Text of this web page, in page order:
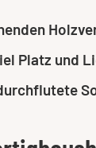
Platz und